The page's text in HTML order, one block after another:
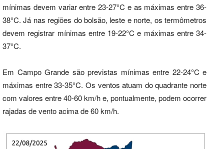
mínimas devem variar entre 23-27°C e as máximas entre 36-
38°C. Já nas regiões do bolsão, leste e norte, os termômetros
devem registrar mínimas entre 19-22°C e máximas entre 34-
37°C.
Em Campo Grande são previstas mínimas entre 22-24°C e
máximas entre 33-35°C. Os ventos atuam do quadrante norte
com valores entre 40-60 km/h e, pontualmente, podem ocorrer
rajadas de vento acima de 60 km/h.